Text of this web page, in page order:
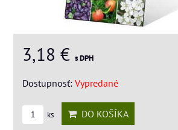
3,18 € s DPH
Dostupnosť: Vypredané
ks DO KOŠÍKA